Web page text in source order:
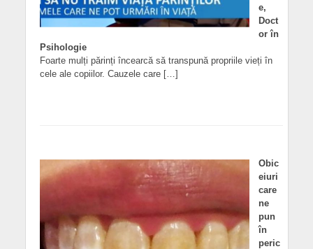
e,
Doct
or în
Psihologie
Foarte mulți părinți încearcă să transpună propriile vieți în
cele ale copiilor. Cauzele care […]
Obic
eiuri
care
ne
pun
în
peric